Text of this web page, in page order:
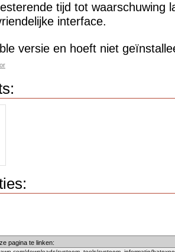
tijd tot waarschuwing
interface.
versie en hoeft niet
pagina te linken: